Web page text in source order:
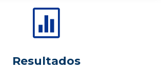

Resultados